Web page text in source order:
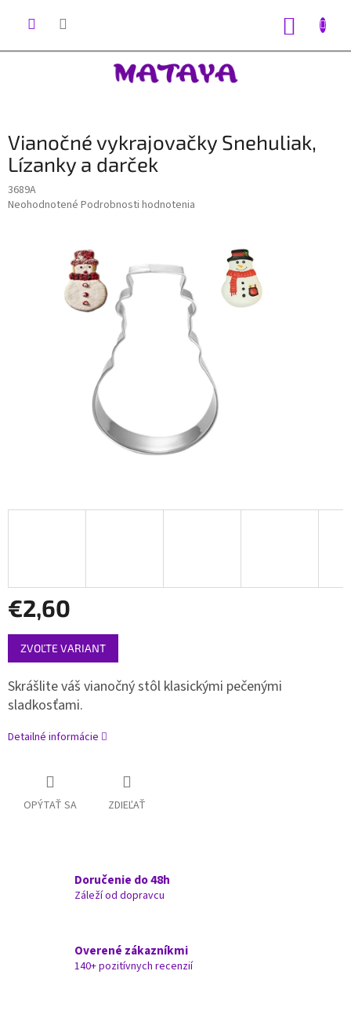
Vianočné vykrajovačky Snehuliak,
Lízanky a darček
3689A
Priemerné
Neohodnotené Podrobnosti hodnotenia
€2,60
Jednotková
cena:
ZVOĽTE VARIANT
Skrášlite váš vianočný stôl klasickými pečenými
sladkosťami.
Detailné informácie
OPÝTAŤ SA ZDIEĽAŤ
Doručenie do 48h
Záleží od dopravcu
Overené zákazníkmi
140+ pozitívnych recenzií